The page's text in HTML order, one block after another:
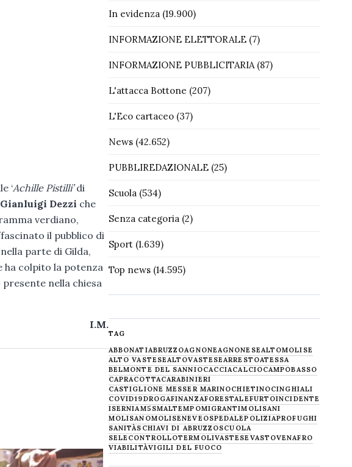
‘Achille Pistilli’di
Gianluigi Dezzi che
verdiano,
il pubblico di
nella parte di Gilda,
colpito la potenza
nella chiesa
I.M.
In evidenza(19.900)
INFORMAZIONE ELETTORALE(7)
INFORMAZIONE PUBBLICITARIA(87)
L'attacca Bottone (207)
L'Eco cartaceo(37)
News(42.652)
PUBBLIREDAZIONALE(25)
Scuola(534)
Senza categoria(2)
Sport(1.639)
Top news(14.595)
TAG
ABBONATIABRUZZOAGNONEAGNONESEALTOMOLISE
ALTO VASTESEALTOVASTESEARRESTOATESSA
BELMONTE DEL SANNIOCACCIACALCIOCAMPOBASSO
CAPRACOTTACARABINIERI
CASTIGLIONE MESSER MARINOCHIETINOCINGHIALI
COVID19DROGAFINANZAFORESTALEFURTOINCIDENTE
ISERNIAM5SMALTEMPOMIGRANTIMOLISANI
MOLISANOMOLISENEVE OSPEDALEPOLIZIAPROFUGHI
SANITÀSCHIAVI DI ABRUZZOSCUOLA
SELECONTROLLOTERMOLIVASTESE VASTOVENAFRO
VIABILITÀVIGILI DEL FUOCO